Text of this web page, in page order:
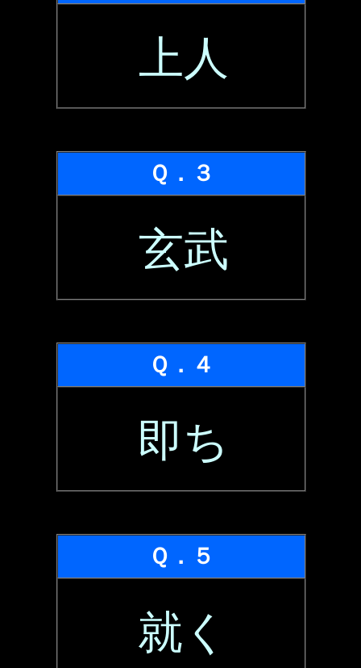
上人
Ｑ．３
玄武
Ｑ．４
即ち
Ｑ．５
就く